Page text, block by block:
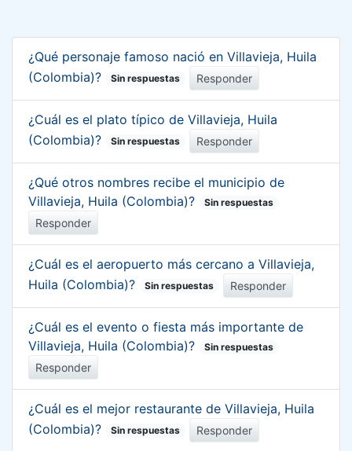
¿Qué personaje famoso nació en Villavieja, Huila
(Colombia)?
Sin respuestas Responder
¿Cuál es el plato típico de Villavieja, Huila
(Colombia)?
Sin respuestas Responder
¿Qué otros nombres recibe el municipio de
Villavieja, Huila (Colombia)?
Sin respuestas
Responder
¿Cuál es el aeropuerto más cercano a Villavieja,
Huila (Colombia)?
Sin respuestas Responder
¿Cuál es el evento o fiesta más importante de
Villavieja, Huila (Colombia)?
Sin respuestas
Responder
¿Cuál es el mejor restaurante de Villavieja, Huila
(Colombia)?
Sin respuestas Responder